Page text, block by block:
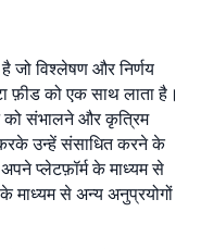
है जो विश्लेषण और निर्णय
को एक साथ लाता है।
को संभालने और कृत्रिम
करके उन्हें संसाधित करने के
प्लेटफ़ॉर्म के माध्यम से
माध्यम से अन्य अनुप्रयोगों